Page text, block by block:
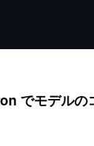
でモデルの